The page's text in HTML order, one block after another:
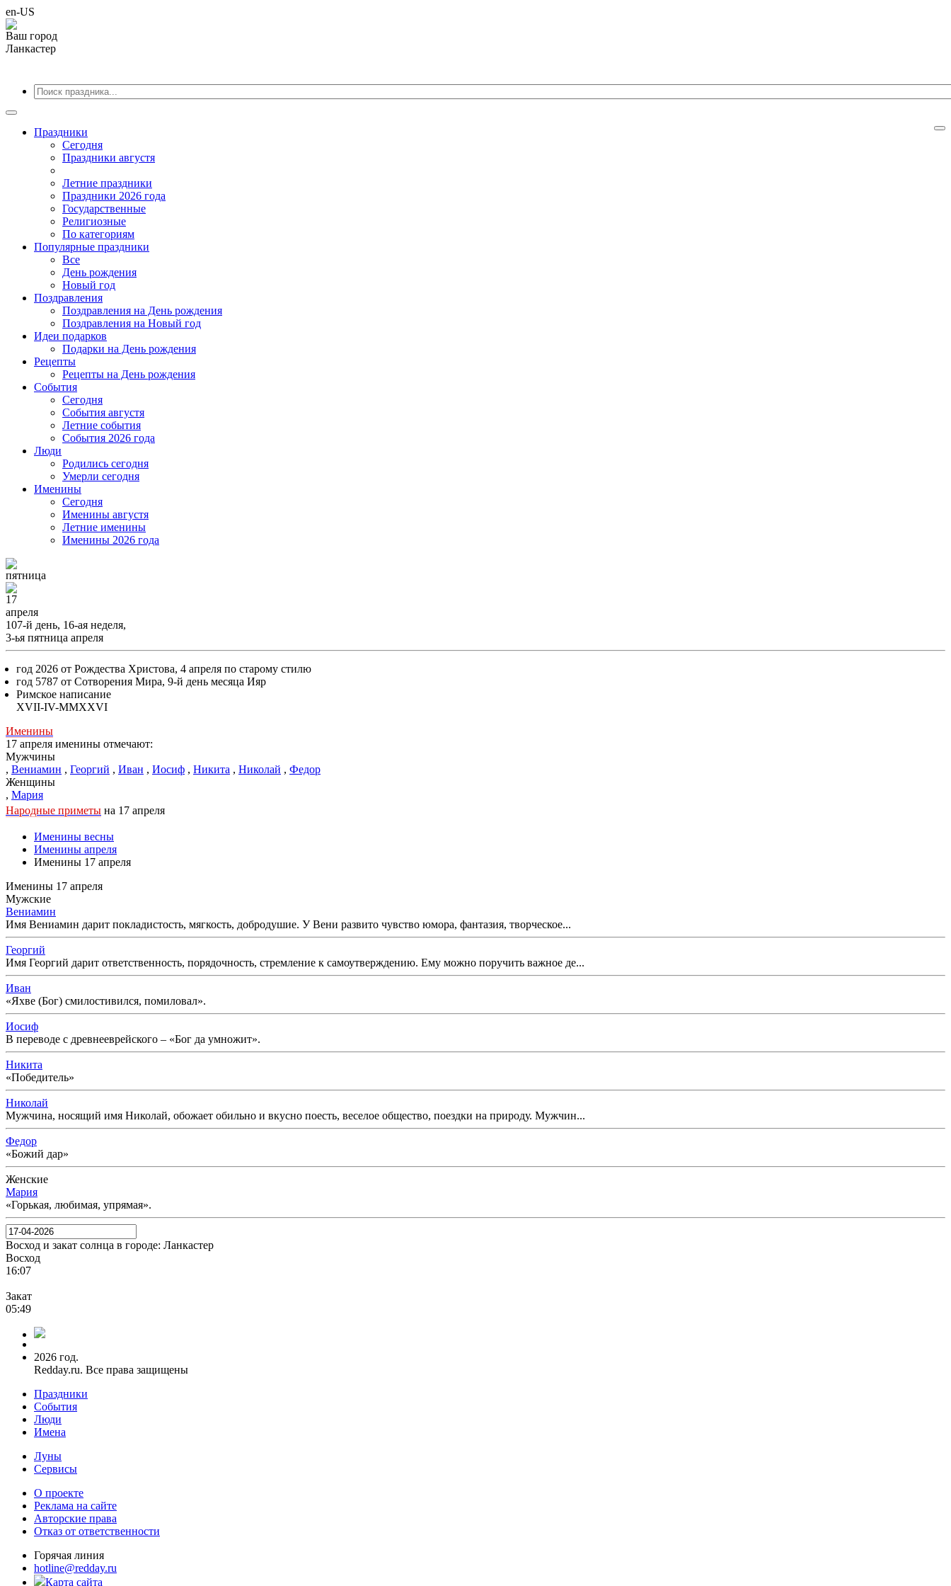
en-US
Ваш город
Ланкастер
Праздники
Cегодня
Праздники августя
Летние праздники
Праздники 2026 года
Государственные
Религиозные
По категориям
Популярные праздники
Все
День рождения
Новый год
Поздравления
Поздравления на День рождения
Поздравления на Новый год
Идеи подарков
Подарки на День рождения
Рецепты
Рецепты на День рождения
События
Cегодня
События августя
Летние события
События 2026 года
Люди
Родились сегодня
Умерли сегодня
Именины
Cегодня
Именины августя
Летние именины
Именины 2026 года
пятница
17
апреля
107-й день, 16-ая неделя,
3-ья пятница апреля
год 2026 от Рождества Христова, 4 апреля по старому стилю
год 5787 от Сотворения Мира, 9-й день месяца Ияр
Римское написание
XVII-IV-MMXXVI
Именины
17 апреля именины отмечают:
Мужчины
, Вениамин , Георгий , Иван , Иосиф , Никита , Николай , Федор
Женщины
, Мария
Народные приметы на 17 апреля
Именины весны
Именины апреля
Именины 17 апреля
Именины 17 апреля
Мужские
Вениамин
Имя Вениамин дарит покладистость, мягкость, добродушие. У Вени развито чувство юмора, фантазия, творческое...
Георгий
Имя Георгий дарит ответственность, порядочность, стремление к самоутверждению. Ему можно поручить важное де...
Иван
«Яхве (Бог) смилостивился, помиловал».
Иосиф
В переводе с древнееврейского – «Бог да умножит».
Никита
«Победитель»
Николай
Мужчина, носящий имя Николай, обожает обильно и вкусно поесть, веселое общество, поездки на природу. Мужчин...
Федор
«Божий дар»
Женские
Мария
«Горькая, любимая, упрямая».
Восход и закат солнца в городе: Ланкастер
Восход
16:07
Закат
05:49
2026 год.
Redday.ru. Все права защищены
Праздники
События
Люди
Имена
Луны
Сервисы
О проекте
Реклама на сайте
Авторские права
Отказ от ответственности
Горячая линия
hotline@redday.ru
Карта сайта